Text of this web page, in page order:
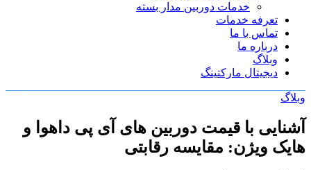
خدمات دوربین مدار بسته
تعرفه خدمات
تماس با ما
درباره ما
وبلاگ
دیجیتال مارکتینگ
وبلاگ
آشنایی با قیمت دوربین های آی پی داهوا و
هایک ویژن: مقایسه رقابتی